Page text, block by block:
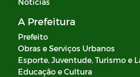
Notícias
A Prefeitura
Prefeito
Obras e Serviços Urbanos
Esporte, Juventude, Turismo e
Educação e Cultura